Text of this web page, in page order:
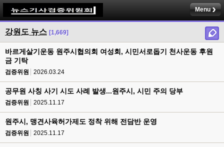
Menu
강원도 뉴스 [1,669]
바르게살기운동 원주시협의회 여성회, 시민서로돕기 천사운동 후원
금 기탁
검증위원 2026.03.24
공무원 사칭 사기 시도 사례 발생...원주시, 시민 주의 당부
검증위원 2025.11.17
원주시, 맹견사육허가제도 정착 위해 전담반 운영
검증위원 2025.11.17